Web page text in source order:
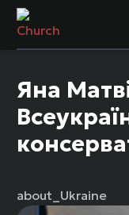
Яна
about_Ukraine